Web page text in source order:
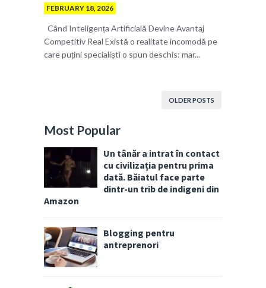
FEBRUARY 18, 2026
Când Inteligența Artificială Devine Avantaj
Competitiv Real Există o realitate incomodă pe
care puțini specialiști o spun deschis: mar...
OLDER POSTS
Most Popular
Un tânăr a intrat în contact
cu civilizația pentru prima
dată. Băiatul face parte
dintr-un trib de indigeni din
Amazon
Blogging pentru
antreprenori